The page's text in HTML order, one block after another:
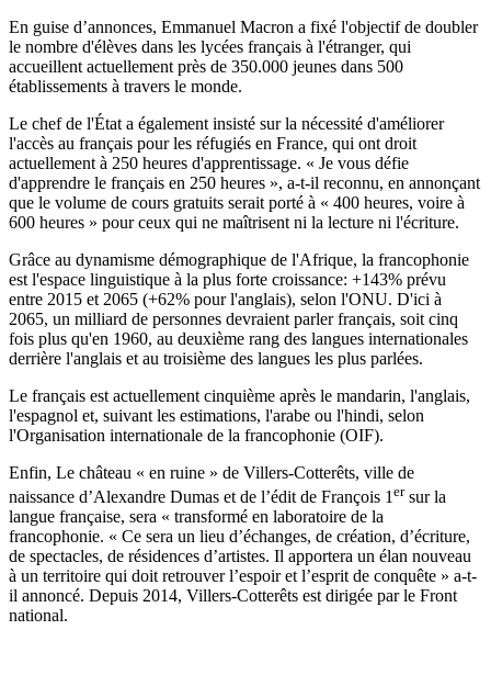
En guise d’annonces, Emmanuel Macron a fixé l'objectif de doubler
le nombre d'élèves dans les lycées français à l'étranger, qui
accueillent actuellement près de 350.000 jeunes dans 500
établissements à travers le monde.
Le chef de l'État a également insisté sur la nécessité d'améliorer
l'accès au français pour les réfugiés en France, qui ont droit
actuellement à 250 heures d'apprentissage. « Je vous défie
d'apprendre le français en 250 heures », a-t-il reconnu, en annonçant
que le volume de cours gratuits serait porté à « 400 heures, voire à
600 heures » pour ceux qui ne maîtrisent ni la lecture ni l'écriture.
Grâce au dynamisme démographique de l'Afrique, la francophonie
est l'espace linguistique à la plus forte croissance: +143% prévu
entre 2015 et 2065 (+62% pour l'anglais), selon l'ONU. D'ici à
2065, un milliard de personnes devraient parler français, soit cinq
fois plus qu'en 1960, au deuxième rang des langues internationales
derrière l'anglais et au troisième des langues les plus parlées.
Le français est actuellement cinquième après le mandarin, l'anglais,
l'espagnol et, suivant les estimations, l'arabe ou l'hindi, selon
l'Organisation internationale de la francophonie (OIF).
Enfin, Le château « en ruine » de Villers-Cotterêts, ville de
naissance d’Alexandre Dumas et de l’édit de François 1 ersur la
langue française, sera « transformé en laboratoire de la
francophonie. « Ce sera un lieu d’échanges, de création, d’écriture,
de spectacles, de résidences d’artistes. Il apportera un élan nouveau
à un territoire qui doit retrouver l’espoir et l’esprit de conquête » a-t-
il annoncé. Depuis 2014, Villers-Cotterêts est dirigée par le Front
national.